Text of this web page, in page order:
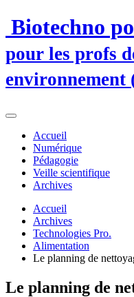
Biotechno
pour les profs
environnement
Accueil
Numérique
Pédagogie
Veille scientifique
Archives
Accueil
Archives
Technologies Pro.
Alimentation
Le planning de
Le planning de